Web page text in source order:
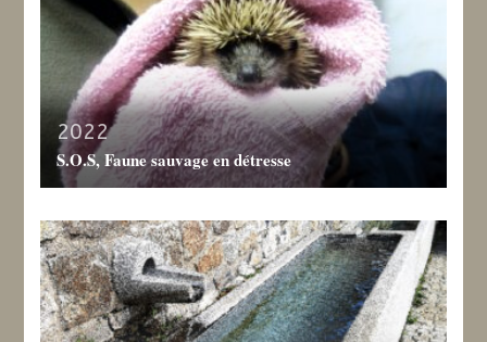
2022
S.O.S, Faune sauvage en détresse